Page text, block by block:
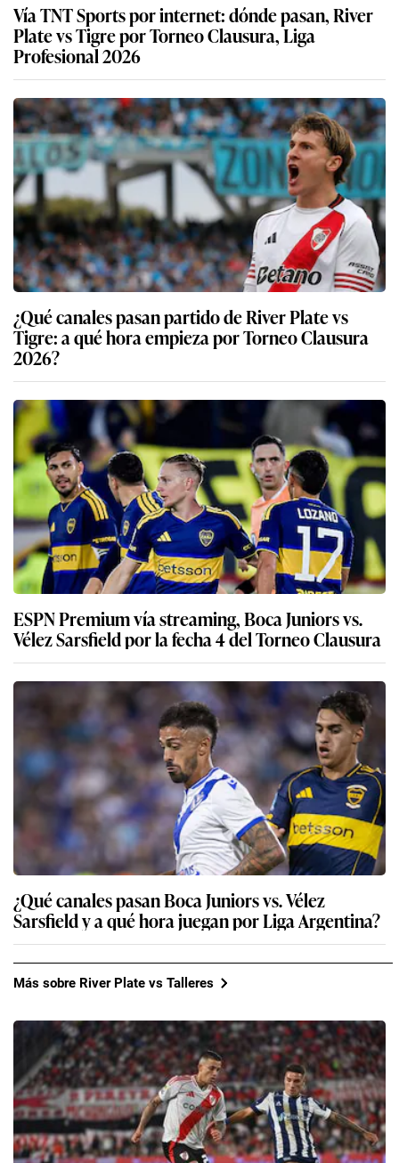
Vía TNT Sports por internet: dónde pasan, River
Plate vs Tigre por Torneo Clausura, Liga
Profesional 2026
¿Qué canales pasan partido de River Plate vs
Tigre: a qué hora empieza por Torneo Clausura
2026?
ESPN Premium vía streaming, Boca Juniors vs.
Vélez Sarsfield por la fecha 4 del Torneo Clausura
¿Qué canales pasan Boca Juniors vs. Vélez
Sarsfield y a qué hora juegan por Liga Argentina?
Más sobre River Plate vs Talleres